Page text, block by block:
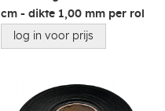
cm - dikte 1,00 mm per rol
log in voor prijs